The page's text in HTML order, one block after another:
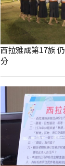
西拉雅成第17族
分